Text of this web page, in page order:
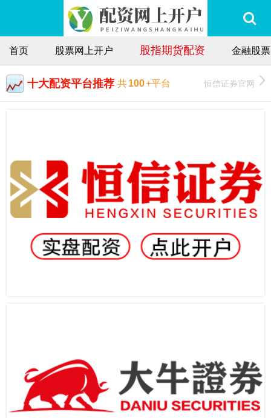
首页 股票网上开户 股指期货配资 金融股
十大配资平台推荐 共100+平台 恒信证券官网